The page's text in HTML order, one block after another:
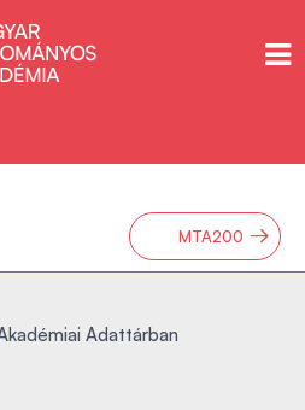
MTA200 →
Adattárban